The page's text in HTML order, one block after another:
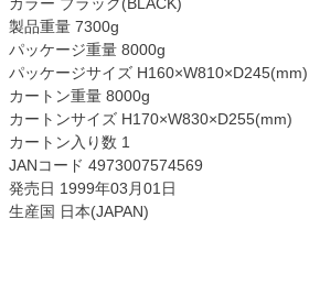
カラー ブラック(BLACK)
製品重量 7300g
パッケージ重量 8000g
パッケージサイズ H160×W810×D245(mm)
カートン重量 8000g
カートンサイズ H170×W830×D255(mm)
カートン入り数 1
JANコード 4973007574569
発売日 1999年03月01日
生産国 日本(JAPAN)